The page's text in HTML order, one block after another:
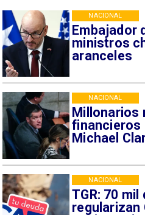
Embajador
ministros
aranceles
NACIONAL
Millonarios
financieros
Michael
NACIONAL
TGR: 70
regularizan
NACIONAL